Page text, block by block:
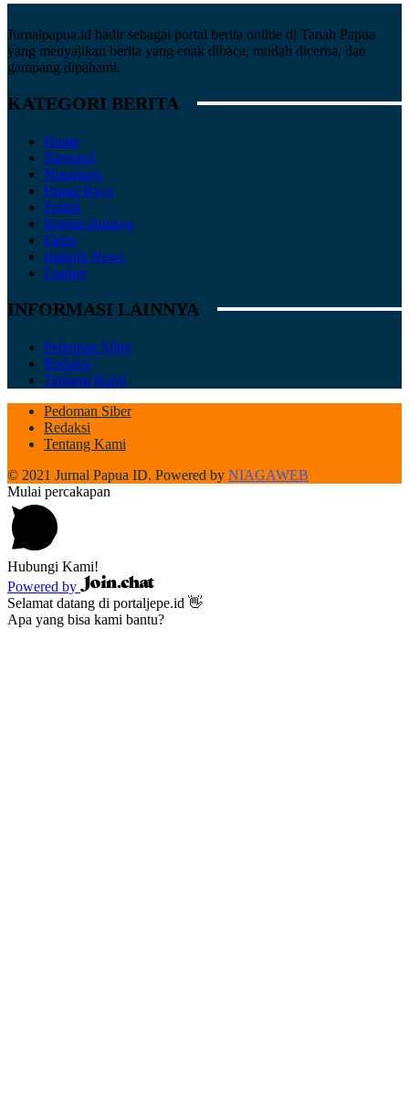
Jurnalpapua.id hadir sebagai portal berita online di Tanah Papua
yang menyajikan berita yang enak dibaca, mudah dicerna, dan
gampang dipahami.
KATEGORI BERITA
Home
Nasional
Nusantara
Papua Raya
Politik
Ragam Budaya
Ekbis
Indepth News
Feature
INFORMASI LAINNYA
Pedoman Siber
Redaksi
Tentang Kami
Pedoman Siber
Redaksi
Tentang Kami
© 2021 Jurnal Papua ID. Powered by NIAGAWEB
Mulai percakapan
Hubungi Kami!
Powered by
Selamat datang di portaljepe.id 👋
Apa yang bisa kami bantu?